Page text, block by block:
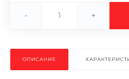
- +
ОПИСАНИЕ